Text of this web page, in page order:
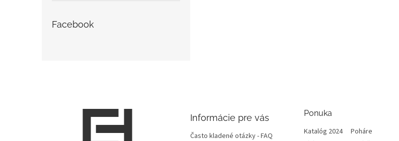
Facebook
Informácie pre vás
Často kladené otázky - FAQ
Ponuka
Katalóg 2024
Poháre